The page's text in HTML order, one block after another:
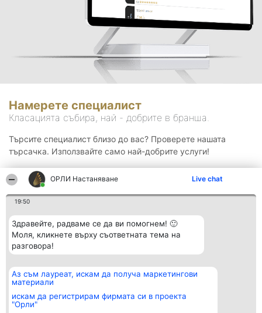
ОРЛИ Настаняване Live chat
19:50
Здравейте, радваме се да ви помогнем! 🙂
Моля, кликнете върху съответната тема на
разговора!
Аз съм лауреат, искам да получа маркетингови
материали
искам да регистрирам фирмата си в проекта
"Орли"
Намерете специалист
Класацията събира, най - добрите в бранша.
Търсите специалист близо до вас? Проверете нашата
търсачка. Използвайте само най-добрите услуги!
Организатор на
класиране
BulevardulAleea Timișul De
Sus Nr. 2, Bl. A30, Sc. A, Et.
Класация
всички
Контакти